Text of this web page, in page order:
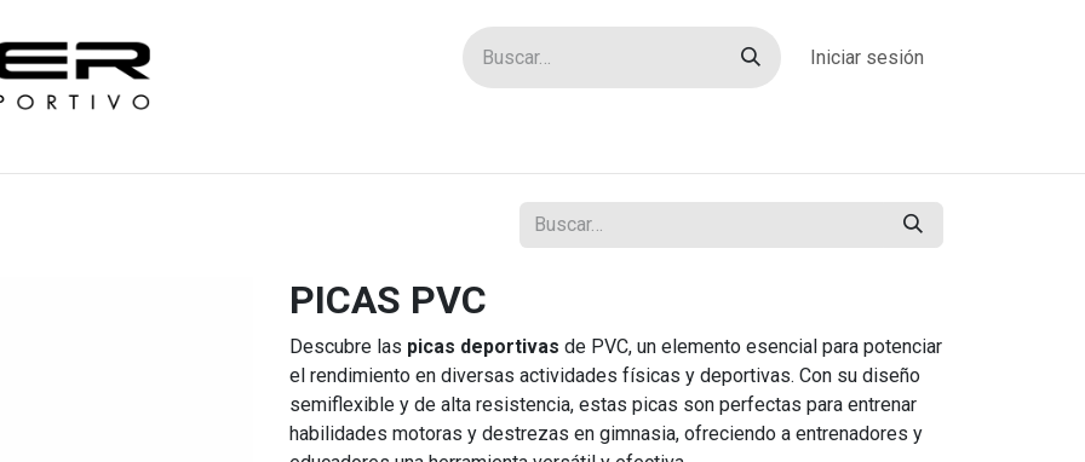
Iniciar sesión
PICAS PVC
Descubre las picas deportivas de PVC, un elemento esencial para potenciar
el rendimiento en diversas actividades físicas y deportivas. Con su diseño
semiflexible y de alta resistencia, estas picas son perfectas para entrenar
habilidades motoras y destrezas en gimnasia, ofreciendo a entrenadores y